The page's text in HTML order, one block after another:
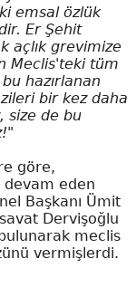
emsal özlük
Er Şehit
açlık grevimize
Meclis'teki tüm
hazırlanan
bir kez daha
size de bu
göre,
devam eden
Başkanı Ümit
Dervişoğlu
meclis
vermişlerdi.